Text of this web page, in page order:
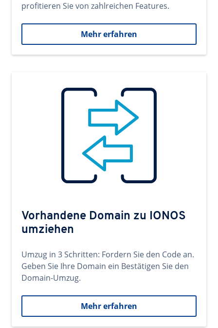
profitieren Sie von zahlreichen Features.
Mehr erfahren
Vorhandene Domain zu IONOS
umziehen
Umzug in 3 Schritten: Fordern Sie den Code an.
Geben Sie Ihre Domain ein Bestätigen Sie den
Domain-Umzug.
Mehr erfahren